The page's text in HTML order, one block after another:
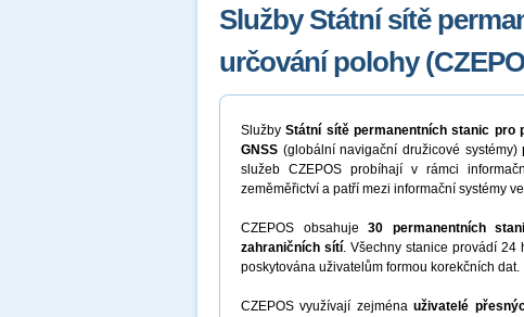
Služby Státní sítě
určování polohy
SlužbyStátní sítě permanentních stanic pro
GNSS (globální navigační družicové systémy)
služeb CZEPOS probíhají v rámci
zeměměřictví a patří mezi informační systémy
CZEPOS obsahuje30 permanentních
zahraničních sítí. Všechny stanice provádí 24
poskytována uživatelům formou korekčních dat.
CZEPOS využívají zejménauživatelé